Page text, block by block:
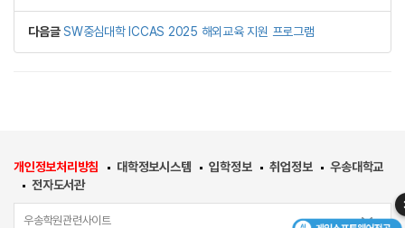
다음글 SW중심대학 ICCAS 2025 해외교육 지원 프로그램
개인정보처리방침 대학정보시스템 입학정보 취업정보
우송대학교
전자도서관
우송학원관련사이트